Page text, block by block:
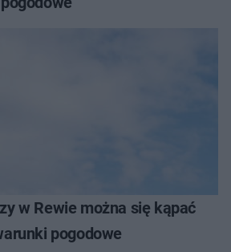
w Rewie można się kąpać
pogodowe